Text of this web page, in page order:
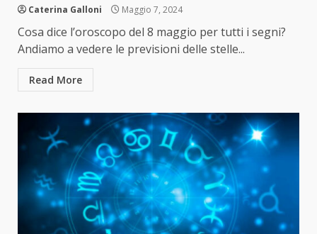
Caterina Galloni Maggio 7, 2024
Cosa dice l’oroscopo del 8 maggio per tutti i segni?
Andiamo a vedere le previsioni delle stelle...
Read More